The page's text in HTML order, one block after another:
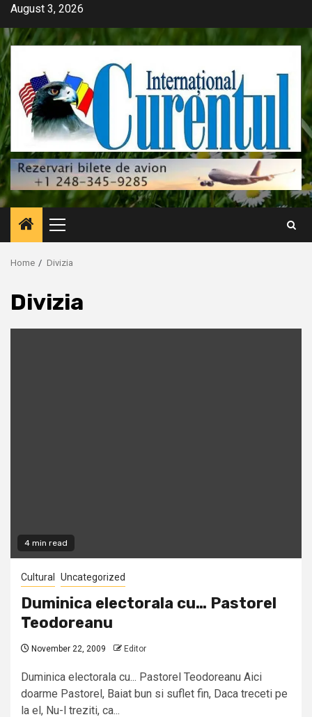
Skip
content
August 3, 2026
Primary
Menu
Home Divizia
Divizia
4 min read
Cultural Uncategorized
Duminica electorala cu… Pastorel
Teodoreanu
November 22, 2009 Editor
Duminica electorala cu... Pastorel Teodoreanu Aici
doarme Pastorel, Baiat bun si suflet fin, Daca treceti pe
la el, Nu-l treziti, ca...